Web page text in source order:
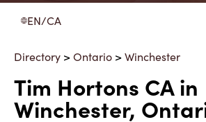
EN/CA
Directory >Ontario >Winchester
Tim Hortons CA in
Winchester,